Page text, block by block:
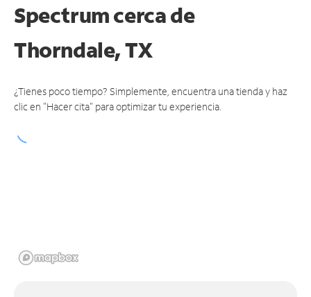
Spectrumcerca de
Thorndale, TX
¿Tienes poco tiempo? Simplemente, encuentra una tienda y haz
clic en "Hacer cita" para optimizar tu experiencia.